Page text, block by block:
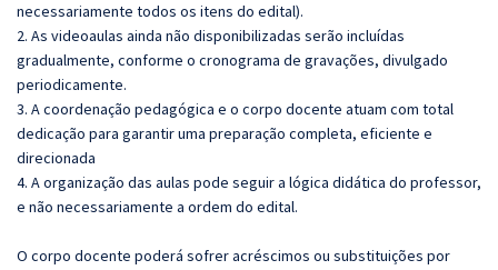
necessariamente todos os itens do edital).
2. As videoaulas ainda não disponibilizadas serão incluídas
gradualmente, conforme o cronograma de gravações, divulgado
periodicamente.
3. A coordenação pedagógica e o corpo docente atuam com total
dedicação para garantir uma preparação completa, eficiente e
direcionada
4. A organização das aulas pode seguir a lógica didática do professor,
e não necessariamente a ordem do edital.
O corpo docente poderá sofrer acréscimos ou substituições por